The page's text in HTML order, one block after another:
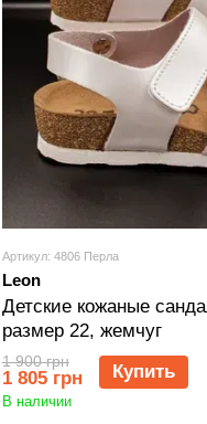
Артикул: 4806 Перла
Leon
Детские кожаные
размер 22, жемчуг
1 900 грн
1 805 грн Купить
В наличии